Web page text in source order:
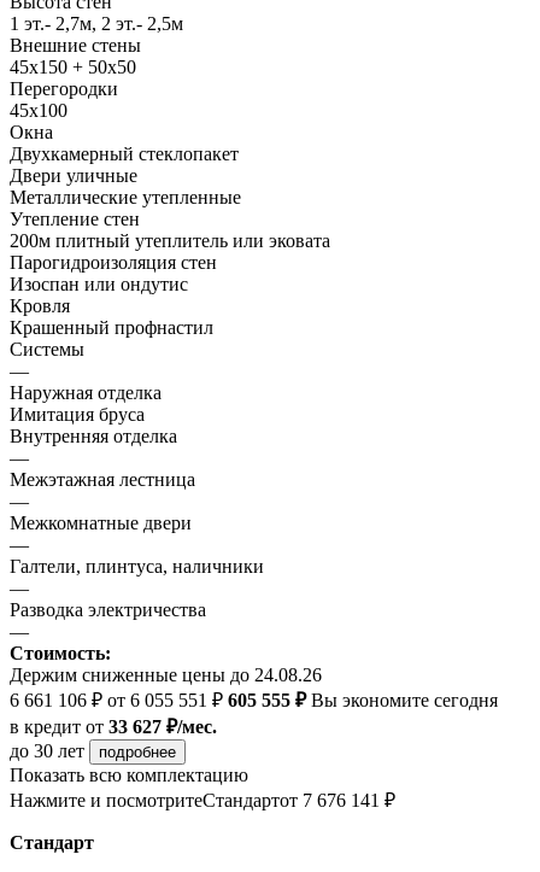
1 эт.- 2,7м, 2 эт.- 2,5м
Внешние стены
45х150 + 50х50
Перегородки
45х100
Окна
Двухкамерный стеклопакет
Двери уличные
Металлические утепленные
Утепление стен
200м плитный утеплитель или эковата
Парогидроизоляция стен
Изоспан или ондутис
Кровля
Крашенный профнастил
Системы
—
Наружная отделка
Имитация бруса
Внутренняя отделка
—
Межэтажная лестница
—
Межкомнатные двери
—
Галтели, плинтуса, наличники
—
Разводка электричества
—
Стоимость:
Держим сниженные цены до 24.08.26
6 661 106 ₽ от 6 055 551 ₽ 605 555 ₽Вы экономите сегодня
в кредит от 33 627 ₽/мес.
до 30 лет
подробнее
Показать всю комплектацию
Нажмите и посмотритеСтандартот 7 676 141 ₽
Стандарт